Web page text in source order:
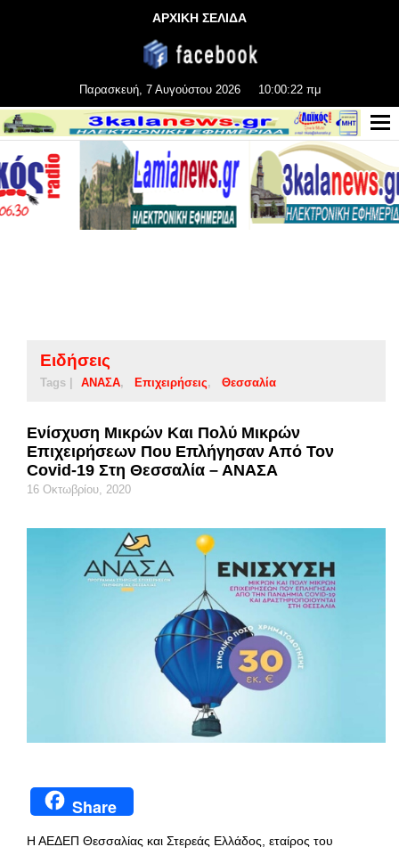
ΑΡΧΙΚΗ ΣΕΛΙΔΑ
Παρασκευή, 7 Αυγούστου 2026 10:00:22 πμ
Ειδήσεις
Tags | ΑΝΑΣΑ Επιχειρήσεις Θεσσαλία
Ενίσχυση Μικρών Και Πολύ Μικρών
Επιχειρήσεων Που Επλήγησαν Από Τον
Covid-19 Στη Θεσσαλία – ΑΝΑΣΑ
16 Οκτωβρίου, 2020
Share
Η ΑΕΔΕΠ Θεσσαλίας και Στερεάς Ελλάδος, εταίρος του